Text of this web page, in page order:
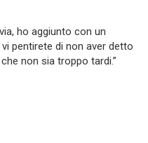
ho aggiunto con un
pentirete di non aver detto
non sia troppo tardi.”